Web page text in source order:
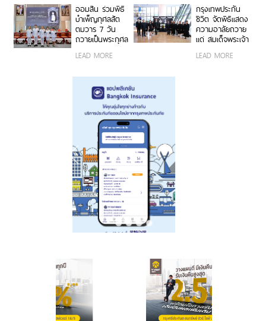
เทพยวดี กรม
หลวงราชสาริณี
สิริพัชร มหาวัชร
ราชธิดา
ออมสิน ร่วมพิธี
บำเพ็ญกุศลสัต
ตมวาร 7 วัน
ถวายเป็นพระกุศล
ลูกเธอ เจ้าฟ้าพัช
ราเทพยวดี กรม
หลวงราชสาริณี
สิริพัชร มหาวัชร
ราชธิดา
LEAD MORE
กรุงเทพประกัน
ชีวิต จัดพิธีแสดง
ความอาลัยถวาย
แด่ สมเด็จพระเจ้า
รกิติยาภา นเรนทิ
LEAD MORE